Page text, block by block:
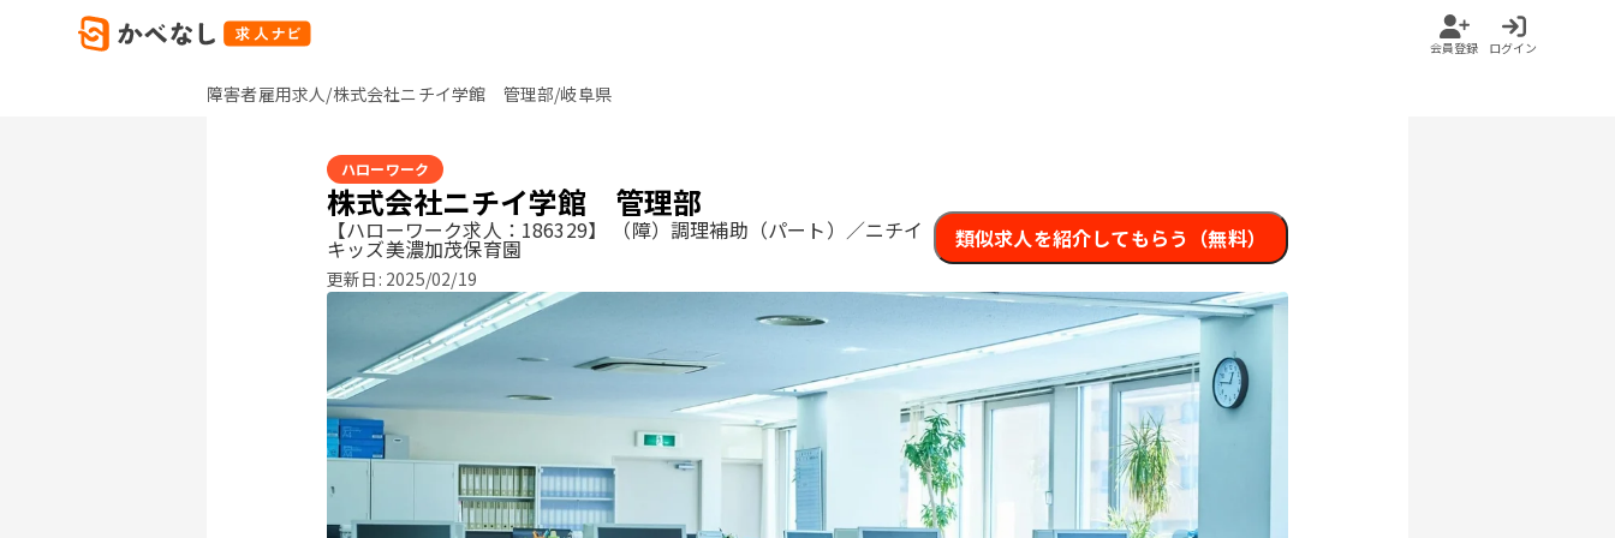
会員登録 ログイン
障害者雇用求人/株式会社ニチイ学館 管理部/岐阜県
ハローワーク
株式会社ニチイ学館 管理部
【ハローワーク求人：186329】 （障）調理補助（パート）／ニチイ
キッズ美濃加茂保育園
更新日: 2025/02/19
類似求人を紹介してもらう（無料）